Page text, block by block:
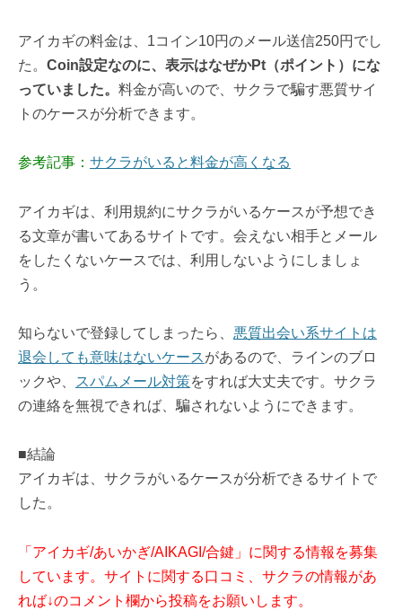
アイカギの料金は、1コイン10円のメール送信250円でし
た。 Coin設定なのに、表示はなぜかPt（ポイント）にな
っていました。 料金が高いので、サクラで騙す悪質サイ
トのケースが分析できます。
参考記事： サクラがいると料金が高くなる
アイカギは、利用規約にサクラがいるケースが予想でき
る文章が書いてあるサイトです。会えない相手とメール
をしたくないケースでは、利用しないようにしましょ
う。
知らないで登録してしまったら、 悪質出会い系サイトは
退会しても意味はないケースがあるので、ラインのブロ
ックや、
スパムメール対策をすれば大丈夫です。サクラ
の連絡を無視できれば、騙されないようにできます。
■結論
アイカギは、サクラがいるケースが分析できるサイトで
した。
「アイカギ/あいかぎ/AIKAGI/合鍵」に関する情報を募集
しています。サイトに関する口コミ、サクラの情報があ
れば↓のコメント欄から投稿をお願いします。